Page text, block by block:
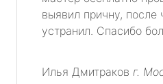
выявил причну, после
устранил. Спасибо
Илья Дмитраков г.